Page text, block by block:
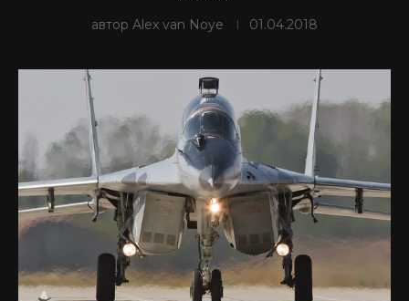
автор Alex van Noye 01.04.2018